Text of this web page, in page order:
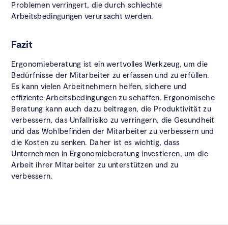
Problemen verringert, die durch schlechte
Arbeitsbedingungen verursacht werden.
Fazit
Ergonomieberatung ist ein wertvolles Werkzeug, um die
Bedürfnisse der Mitarbeiter zu erfassen und zu erfüllen.
Es kann vielen Arbeitnehmern helfen, sichere und
effiziente Arbeitsbedingungen zu schaffen. Ergonomische
Beratung kann auch dazu beitragen, die Produktivität zu
verbessern, das Unfallrisiko zu verringern, die Gesundheit
und das Wohlbefinden der Mitarbeiter zu verbessern und
die Kosten zu senken. Daher ist es wichtig, dass
Unternehmen in Ergonomieberatung investieren, um die
Arbeit ihrer Mitarbeiter zu unterstützen und zu
verbessern.